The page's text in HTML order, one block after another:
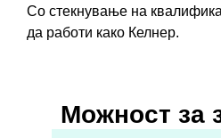
Со стекнување на
да работи како Келнер.
Можност за